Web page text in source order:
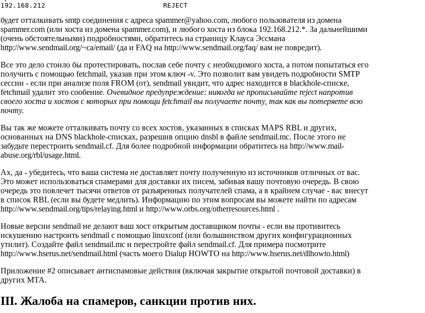
192.168.212				REJECT
будет отталкивать smtp соединения с адреса spammer@yahoo.com, любого пользователя из домена
spammer.com (или хоста из домена spammer.com), и любого хоста из блока 192.168.212.*. За дальнейшими
(очень обстоятельными) подробностями, обратитесь на страницу Клауса Эссмана
http://www.sendmail.org/~ca/email/(да и FAQ на http://www.sendmail.org/faq/вам не повредит).
Все это дело стоило бы протестировать, послав себе почту с необходимого хоста, а потом попытаться его
получить с помощью fetchmail, указав при этом ключ -v. Это позволит вам увидеть подробности SMTP
сессии - если при анализе поля FROM (от), sendmail увидит, что адрес находится в blackhole-списке,
fetchmail удалит это сообение. Очевидное предупреждение: никогда не прописывайте reject напротив
своего хоста и хостов с которых при помощи fetchmail вы получаете почту, так как вы потеряете всю
почту.
Вы так же можете отталкивать почту со всех хостов, указанных в списках MAPS RBL и других,
основанных на DNS blackhole-списках, разрешив опцию dnsbl в файле sendmail.mc. После этого не
забудьте перестроить sendmail.cf. Для более подробной информации обратитесь на http://www.mail-
abuse.org/rbl/usage.html.
Ах, да - убедитесь, что ваша система не доставляет почту полученную из источников отличных от вас.
Это может использоваться спамерами для доставки их писем, забивая вашу почтовую очередь. В свою
очередь это повлечет тысячи ответов от разъяренных получателей спама, а в крайнем случае - вас внесут
в список RBL (если вы будете медлить). Информацию по этим вопросам вы можете найти по адресам
http://www.sendmail.org/tips/relaying.html и http://www.orbs.org/otherresources.html .
Новые версии sendmail не делают ваш хост открытым доставщиком почты - если вы противитесь
искушению настроить sendmail с помощью linuxconf (или большинством других конфигурационных
утилит). Создайте файл sendmail.mc и перестройте файл sendmail.cf. Для примера посмотрите
http://www.hserus.net/sendmail.html (часть моего Dialup HOWTO на http://www.hserus.net/dlhowto.html)
Приложение #2 описывает антиспамовые действия (включая закрытие открытой почтовой доставки) в
других MTA.
III. Жалоба на спамеров, санкции против них.